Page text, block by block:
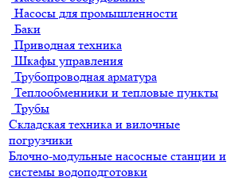
Насосы для промышленности
Баки
Приводная техника
Шкафы управления
Трубопроводная арматура
Теплообменники и тепловые пункты
Трубы
Складская техника и вилочные
погрузчики
Блочно-модульные насосные станции и
системы водоподготовки